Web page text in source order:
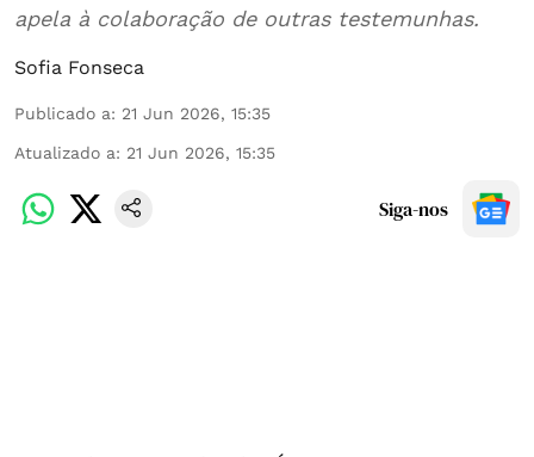
apela à colaboração de outras testemunhas.
Sofia Fonseca
Publicado a: 21 Jun 2026, 15:35
Atualizado a: 21 Jun 2026, 15:35
Siga-nos